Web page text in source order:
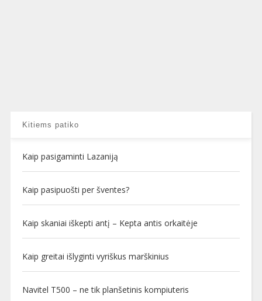
Kitiems patiko
Kaip pasigaminti Lazaniją
Kaip pasipuošti per šventes?
Kaip skaniai iškepti antį – Kepta antis orkaitėje
Kaip greitai išlyginti vyriškus marškinius
Navitel T500 – ne tik planšetinis kompiuteris